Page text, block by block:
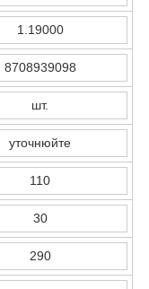
1.19000
8708939098
шт.
уточнюйте
110
30
290